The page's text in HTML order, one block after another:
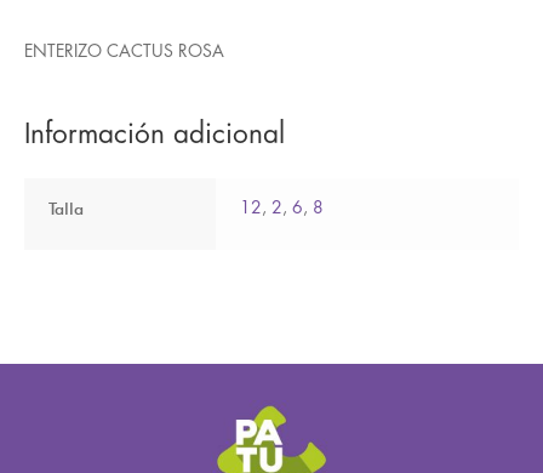
ENTERIZO CACTUS ROSA
Información adicional
Talla 12, 2, 6, 8